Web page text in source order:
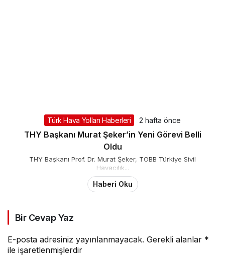
Türk Hava Yolları Haberleri
THY Başkanı Murat Şeker’in Yeni Görevi Belli
Oldu